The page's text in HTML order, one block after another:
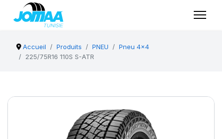
Accueil Produits PNEU
Pneu 4x4
225/75R16 110S S-ATR